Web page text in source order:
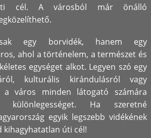
úti cél. A városból már önálló
egy borvidék, hanem egy
ahol a történelem, a természet és
egységet alkot. Legyen szó egy
kulturális kirándulásról vagy
a város minden látogató számára
Ha szeretné
egyik legszebb vidékének
kihagyhatatlan úti cél!